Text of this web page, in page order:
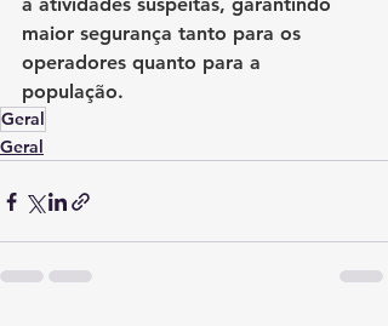
maior segurança tanto para os
operadores quanto para a
população.
Geral
Geral